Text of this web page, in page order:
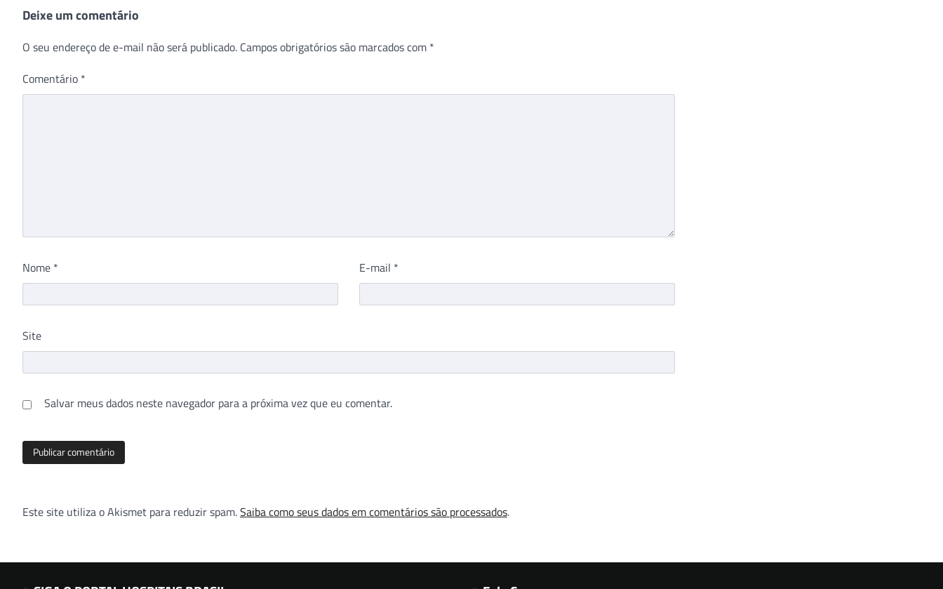
Deixe um comentário
O seu endereço de e-mail não será publicado. Campos obrigatórios são marcados com *
Comentário *
Nome * E-mail *
Site
Salvar meus dados neste navegador para a próxima vez que eu comentar.
Este site utiliza o Akismet para reduzir spam.Saiba como seus dados em comentários são processados.